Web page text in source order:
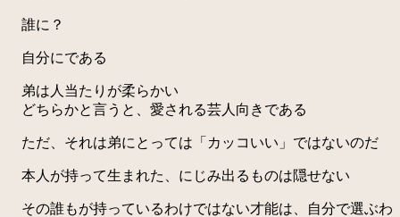
誰に？
自分にである
弟は人当たりが柔らかい
どちらかと言うと、愛される芸人向きである
ただ、それは弟にとっては「カッコいい」ではないのだ
本人が持って生まれた、にじみ出るものは隠せない
その誰もが持っているわけではない才能は、自分で選ぶわ